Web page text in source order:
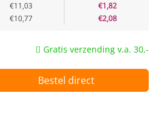
5 w
€11,03
€1,82
€10,77 €2,08
Gratis verzending v.a. 30,-
Bestel direct